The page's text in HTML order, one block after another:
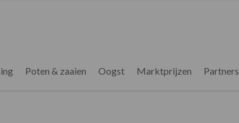
Poten & zaaien Oogst Marktprijzen Partners